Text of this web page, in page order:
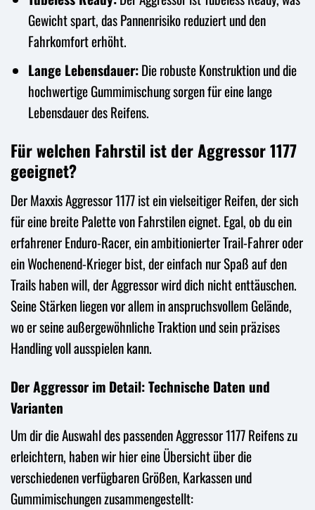
Gewicht spart, das Pannenrisiko reduziert und den
Fahrkomfort erhöht.
Lange Lebensdauer:Die robuste Konstruktion und die
hochwertige Gummimischung sorgen für eine lange
Lebensdauer des Reifens.
Für welchen Fahrstil ist der Aggressor 1177
geeignet?
Der Maxxis Aggressor 1177 ist ein vielseitiger Reifen, der sich
für eine breite Palette von Fahrstilen eignet. Egal, ob du ein
erfahrener Enduro-Racer, ein ambitionierter Trail-Fahrer oder
ein Wochenend-Krieger bist, der einfach nur Spaß auf den
Trails haben will, der Aggressor wird dich nicht enttäuschen.
Seine Stärken liegen vor allem in anspruchsvollem Gelände,
wo er seine außergewöhnliche Traktion und sein präzises
Handling voll ausspielen kann.
Der Aggressor im Detail: Technische Daten und
Varianten
Um dir die Auswahl des passenden Aggressor 1177 Reifens zu
erleichtern, haben wir hier eine Übersicht über die
verschiedenen verfügbaren Größen, Karkassen und
Gummimischungen zusammengestellt: